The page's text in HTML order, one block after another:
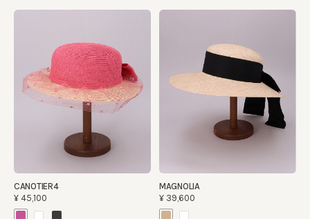
CANOTIER4
¥45,100
MAGNOLIA
¥39,600